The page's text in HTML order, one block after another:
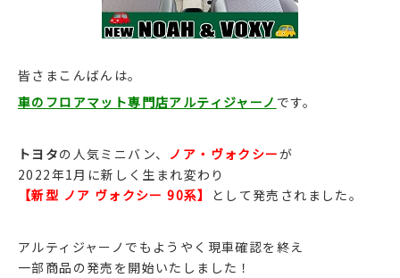
皆さまこんばんは。
車のフロアマット専門店アルティジャーノ です。
トヨタの人気ミニバン、 ノア・ヴォクシーが
2022年1月に新しく生まれ変わり
【新型 ノア ヴォクシー 90系】
として発売されました。
アルティジャーノでもようやく現車確認を終え
一部商品の発売を開始いたしました！